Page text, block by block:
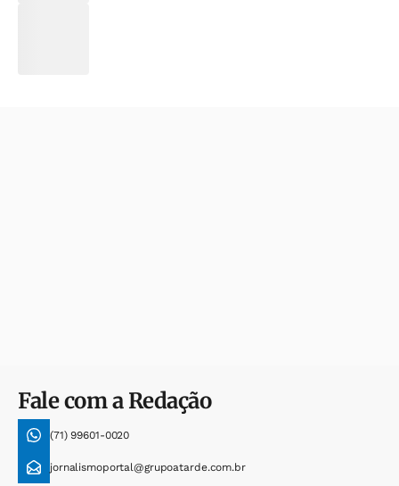
Fale com a Redação
(71) 99601-0020
jornalismoportal@grupoatarde.com.br